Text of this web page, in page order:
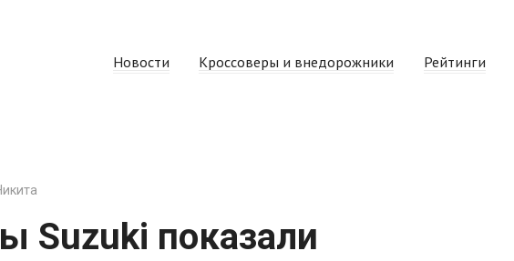
Новости Кроссоверы и внедорожники Рейтинги
Suzuki показали